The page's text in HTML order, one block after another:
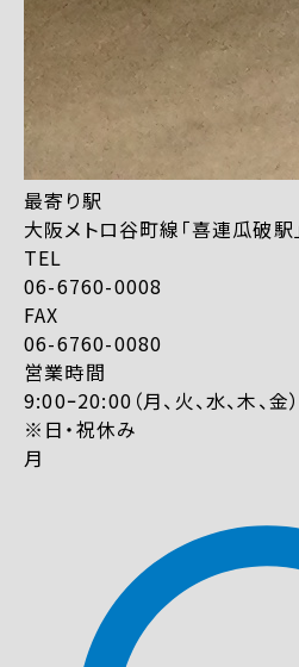
最寄り駅
大阪メトロ谷町線「喜連瓜破駅
TEL
06-6760-0008
FAX
06-6760-0080
営業時間
9:00ｰ20:00（月、火、水、木、
※日・祝休み
月